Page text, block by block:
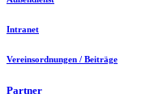
Intranet
Vereinsordnungen / Beiträge
Partner